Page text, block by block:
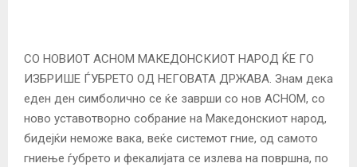
СО НОВИОТ АСНОМ МАКЕДОНСКИОТ НАРОД ЌЕ ГО
ИЗБРИШЕ ЃУБРЕТО ОД НЕГОВАТА ДРЖАВА. Знам дека
еден ден симболично се ќе заврши со нов АСНОМ, со
ново уставотворно собрание на Македонскиот народ,
бидејќи неможе вака, веќе системот гние, од самото
гниење ѓубрето и фекалијата се излева на површна, по